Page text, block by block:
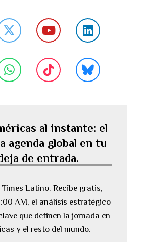
al instante: el
agenda global en tu
de entrada.
Latino. Recibe gratis,
AM, el análisis estratégico
que definen la jornada en
y el resto del mundo.